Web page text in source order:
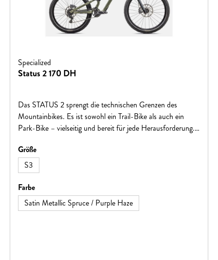
Specialized
Status 2 170 DH
Das STATUS 2 sprengt die technischen Grenzen des
Mountainbikes. Es ist sowohl ein Trail-Bike als auch ein
Park-Bike – vielseitig und bereit für jede Herausforderung.
actionreiche Fahrten gemacht.Ausgestattet mit einem
robusten M5-Aluminiumrahmen, langlebigen Felgen,
leistungsstarker Federung und starken Bremsen, bietet es
Stabilität und Kontrolle. Das Specialized Ride Dynamics
Team stimmt die Federung speziell ab, um das Maximum
aus dem Bike herauszuholen.Dank Flip-Chip-Technologie
Größeauswählen
S3
Farbeauswählen
Satin Metallic Spruce / Purple Haze